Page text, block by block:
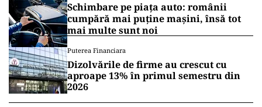
Schimbare pe piața auto: românii
cumpără mai puține mașini, însă tot
mai multe sunt noi
Puterea Financiara
Dizolvările de firme au crescut cu
aproape 13% în primul semestru din
2026